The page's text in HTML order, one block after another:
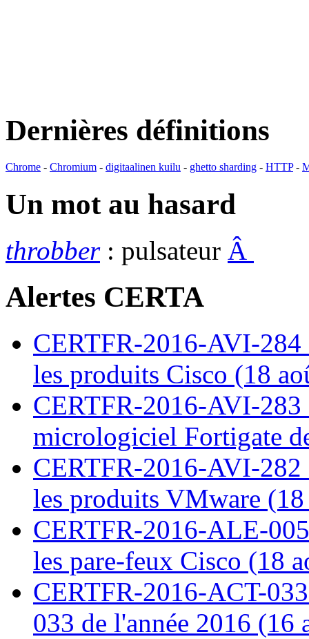
Dernières définitions
Chrome - Chromium - digitaalinen kuilu - ghetto sharding - HTTP-
Un mot au hasard
throbber: pulsateur Â
Alertes CERTA
CERTFR-2016-AVI-
les produits Cisco (18
CERTFR-2016-AVI-
micrologiciel Fortigate
CERTFR-2016-AVI-
les produits VMware
CERTFR-2016-ALE-
les pare-feux Cisco (18
CERTFR-2016-ACT-
033 de l'année 2016 (16